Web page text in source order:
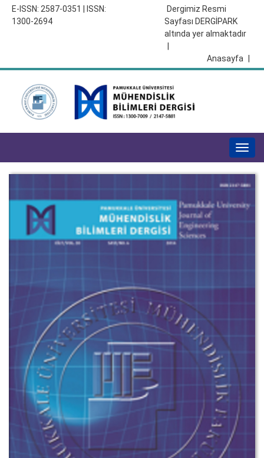
E-ISSN: 2587-0351 | ISSN:
1300-2694
Dergimiz Resmi
Sayfası DERGİPARK
altında yer almaktadır
Anasayfa